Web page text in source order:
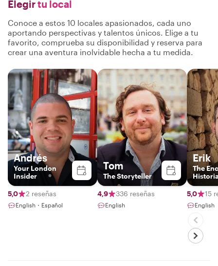
Elegirtu local
Conoce a estos 10 locales apasionados, cada uno
aportando perspectivas y talentos únicos. Elige a tu
favorito, comprueba su disponibilidad y reserva para
crear una aventura inolvidable hecha a tu medida.
Andrés
Your London
Insider
5,0 2 reseñas
English・Español
Tom
The Storyteller
4,9 336 reseñas
English
Erik
The
5,0 15
English